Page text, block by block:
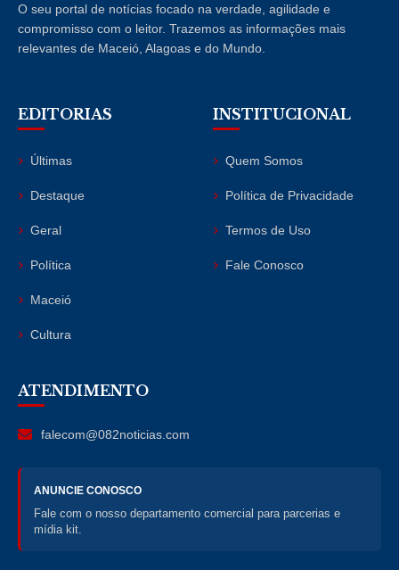
O seu portal de notícias focado na verdade, agilidade e
compromisso com o leitor. Trazemos as informações mais
relevantes de Maceió, Alagoas e do Mundo.
EDITORIAS
Últimas
Destaque
Geral
Política
Maceió
Cultura
INSTITUCIONAL
Quem Somos
Política de Privacidade
Termos de Uso
Fale Conosco
ATENDIMENTO
falecom@082noticias.com
ANUNCIE CONOSCO
Fale com o nosso departamento comercial para parcerias e
mídia kit.